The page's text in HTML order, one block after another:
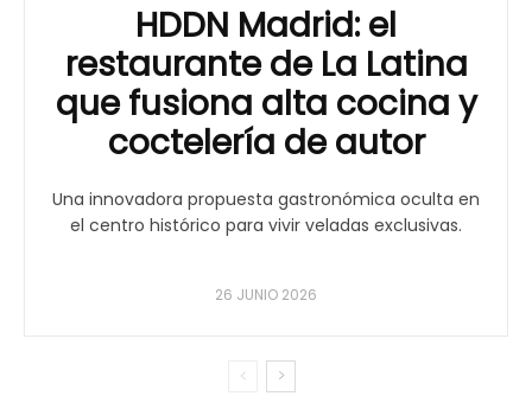
HDDN Madrid: el
restaurante de La Latina
que fusiona alta cocina y
coctelería de autor
Una innovadora propuesta gastronómica oculta en
el centro histórico para vivir veladas exclusivas.
26 JUNIO 2026